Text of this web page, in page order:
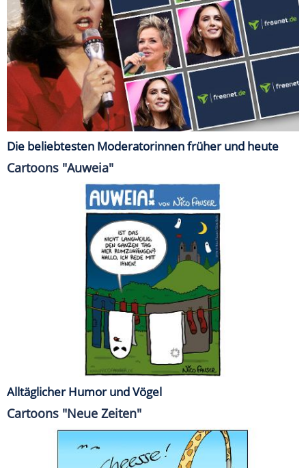
Die beliebtesten Moderatorinnen früher und heute
Cartoons "Auweia"
Alltäglicher Humor und Vögel
Cartoons "Neue Zeiten"